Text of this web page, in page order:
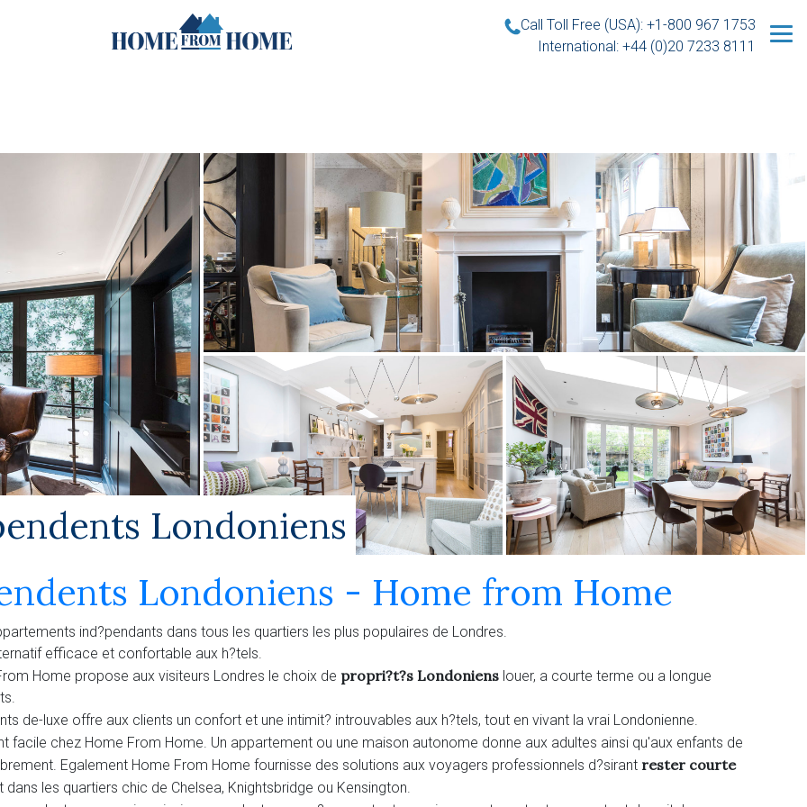
Call Toll Free (USA): +1-800 967 1753
International: +44 (0)20 7233 8111
Londoniens
Londoniens - Home from Home
ind?pendants dans tous les quartiers les plus populaires de Londres.
efficace et confortable aux h?tels.
Home propose aux visiteurs Londres le choix de propri?t?s Londoniens louer, a courte terme ou a longue
de-luxe offre aux clients un confort et une intimit? introuvables aux h?tels, tout en vivant la vrai Londonienne.
facile chez Home From Home. Un appartement ou une maison autonome donne aux adultes ainsi qu'aux enfants de
Egalement Home From Home fournisse des solutions aux voyagers professionnels d?sirant rester courte
dans les quartiers chic de Chelsea, Knightsbridge ou Kensington.